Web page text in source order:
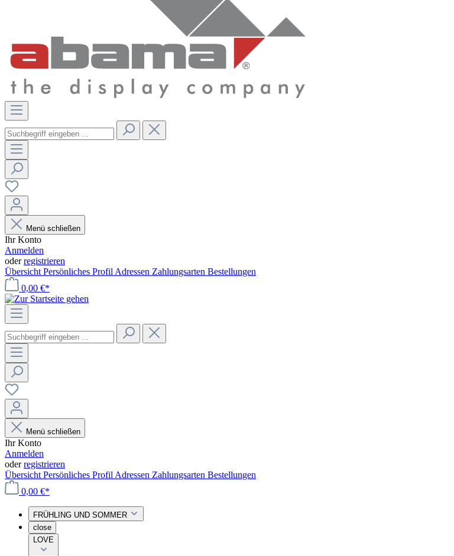
Menü schließen
Ihr Konto
Anmelden
oderregistrieren
Übersicht Persönliches Profil Adressen Zahlungsarten Bestellungen
0,00 €*
Menü schließen
Ihr Konto
Anmelden
oderregistrieren
Übersicht Persönliches Profil Adressen Zahlungsarten Bestellungen
0,00 €*
FRÜHLING UND SOMMER
close
LOVE